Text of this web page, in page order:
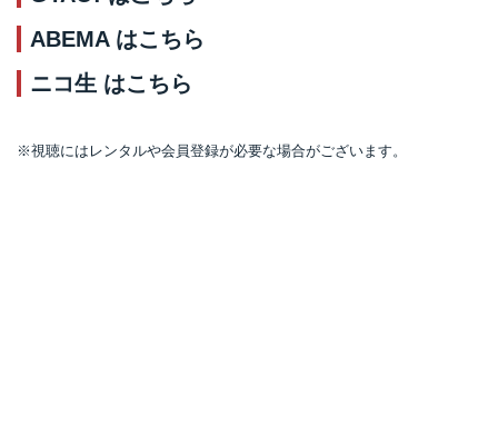
ABEMA はこちら
ニコ生 はこちら
※視聴にはレンタルや会員登録が必要な場合がございます。